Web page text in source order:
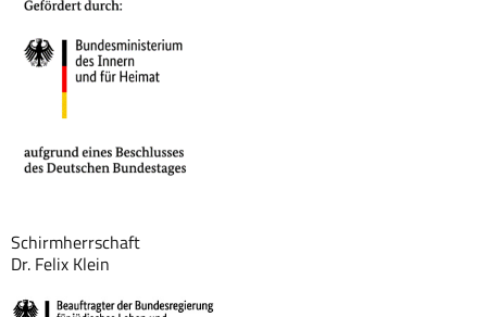
Schirmherrschaft
Dr. Felix Klein